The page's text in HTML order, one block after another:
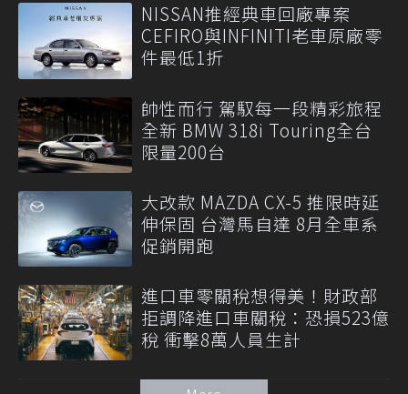
NISSAN推經典車回廠專案
CEFIRO與INFINITI老車原廠零
件最低1折
帥性而行 駕馭每一段精彩旅程
全新 BMW 318i Touring全台
限量200台
大改款 MAZDA CX-5 推限時延
伸保固 台灣馬自達 8月全車系
促銷開跑
進口車零關稅想得美！財政部
拒調降進口車關稅：恐損523億
稅 衝擊8萬人員生計